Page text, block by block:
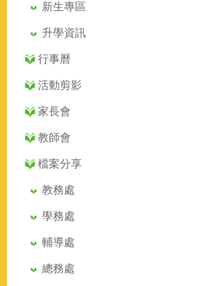
新生專區
升學資訊
行事曆
活動剪影
家長會
教師會
檔案分享
教務處
學務處
輔導處
總務處